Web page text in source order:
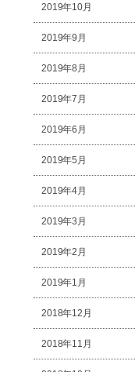
2019年10月
2019年9月
2019年8月
2019年7月
2019年6月
2019年5月
2019年4月
2019年3月
2019年2月
2019年1月
2018年12月
2018年11月